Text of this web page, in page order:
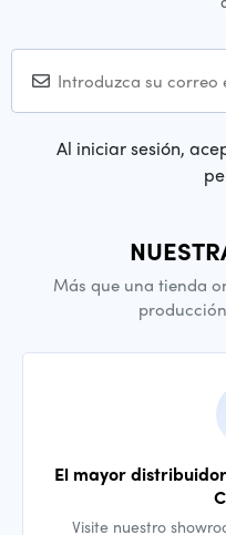
Al iniciar sesión,
Más que una tienda
El mayor
Visite nuestro